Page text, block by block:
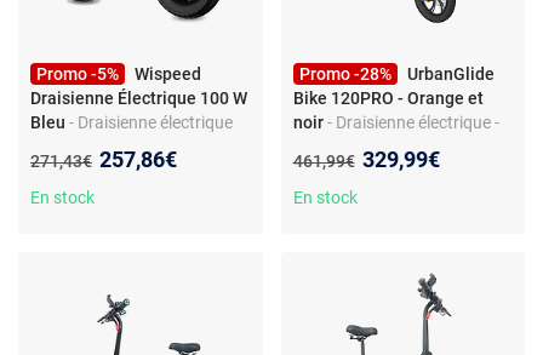
Promo -5%
Wispeed
Draisienne Électrique 100 W
Bleu - Draisienne électrique
Alternative vélo
Ancien prix :
271,43€ Nouveau prix :
257,86€
En stock
Promo -28%
UrbanGlide
Bike 120PRO - Orange et
noir - Draisienne électrique -
Autonomie 18 km - Orange et
noir
Ancien prix :
461,99€ Nouveau prix :
329,99€
En stock